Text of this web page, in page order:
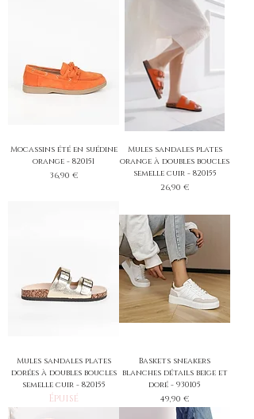
Mocassins été en suédine
orange - 820151
Prix
36,90 €
Mules sandales plates
orange à doubles boucles
semelle cuir - 820155
Prix
26,90 €
Mules sandales plates
dorées à doubles boucles
semelle cuir - 820155
Épuisé
Baskets sneakers
blanches détails beige et
doré - 930105
Prix
49,90 €